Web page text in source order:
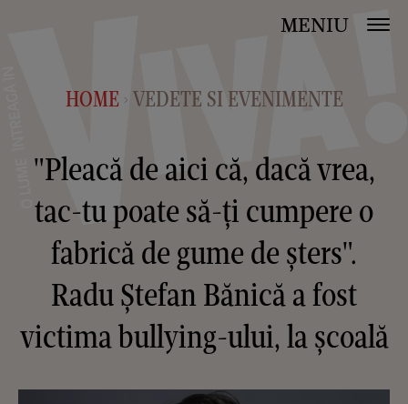
MENIU
HOME > VEDETE SI EVENIMENTE
"Pleacă de aici că, dacă vrea,
tac-tu poate să-ți cumpere o
fabrică de gume de șters".
Radu Ștefan Bănică a fost
victima bullying-ului, la școală